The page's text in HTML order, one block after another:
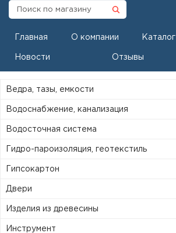
Главная О компании Каталог
Новости Отзывы
Ведра, тазы, емкости
Водоснабжение, канализация
Водосточная система
Гидро-пароизоляция, геотекстиль
Гипсокартон
Двери
Изделия из древесины
Инструмент